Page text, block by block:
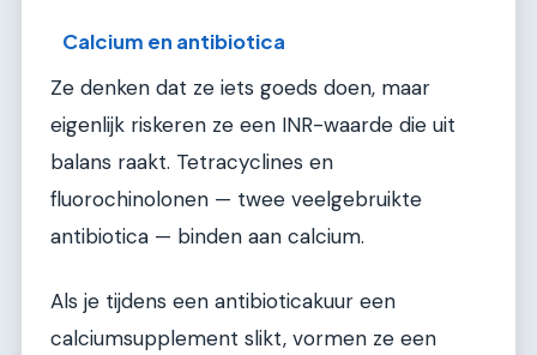
Calcium en antibiotica
Ze denken dat ze iets goeds doen, maar
eigenlijk riskeren ze een INR-waarde die uit
balans raakt. Tetracyclines en
fluorochinolonen — twee veelgebruikte
antibiotica — binden aan calcium.
Als je tijdens een antibioticakuur een
calciumsupplement slikt, vormen ze een